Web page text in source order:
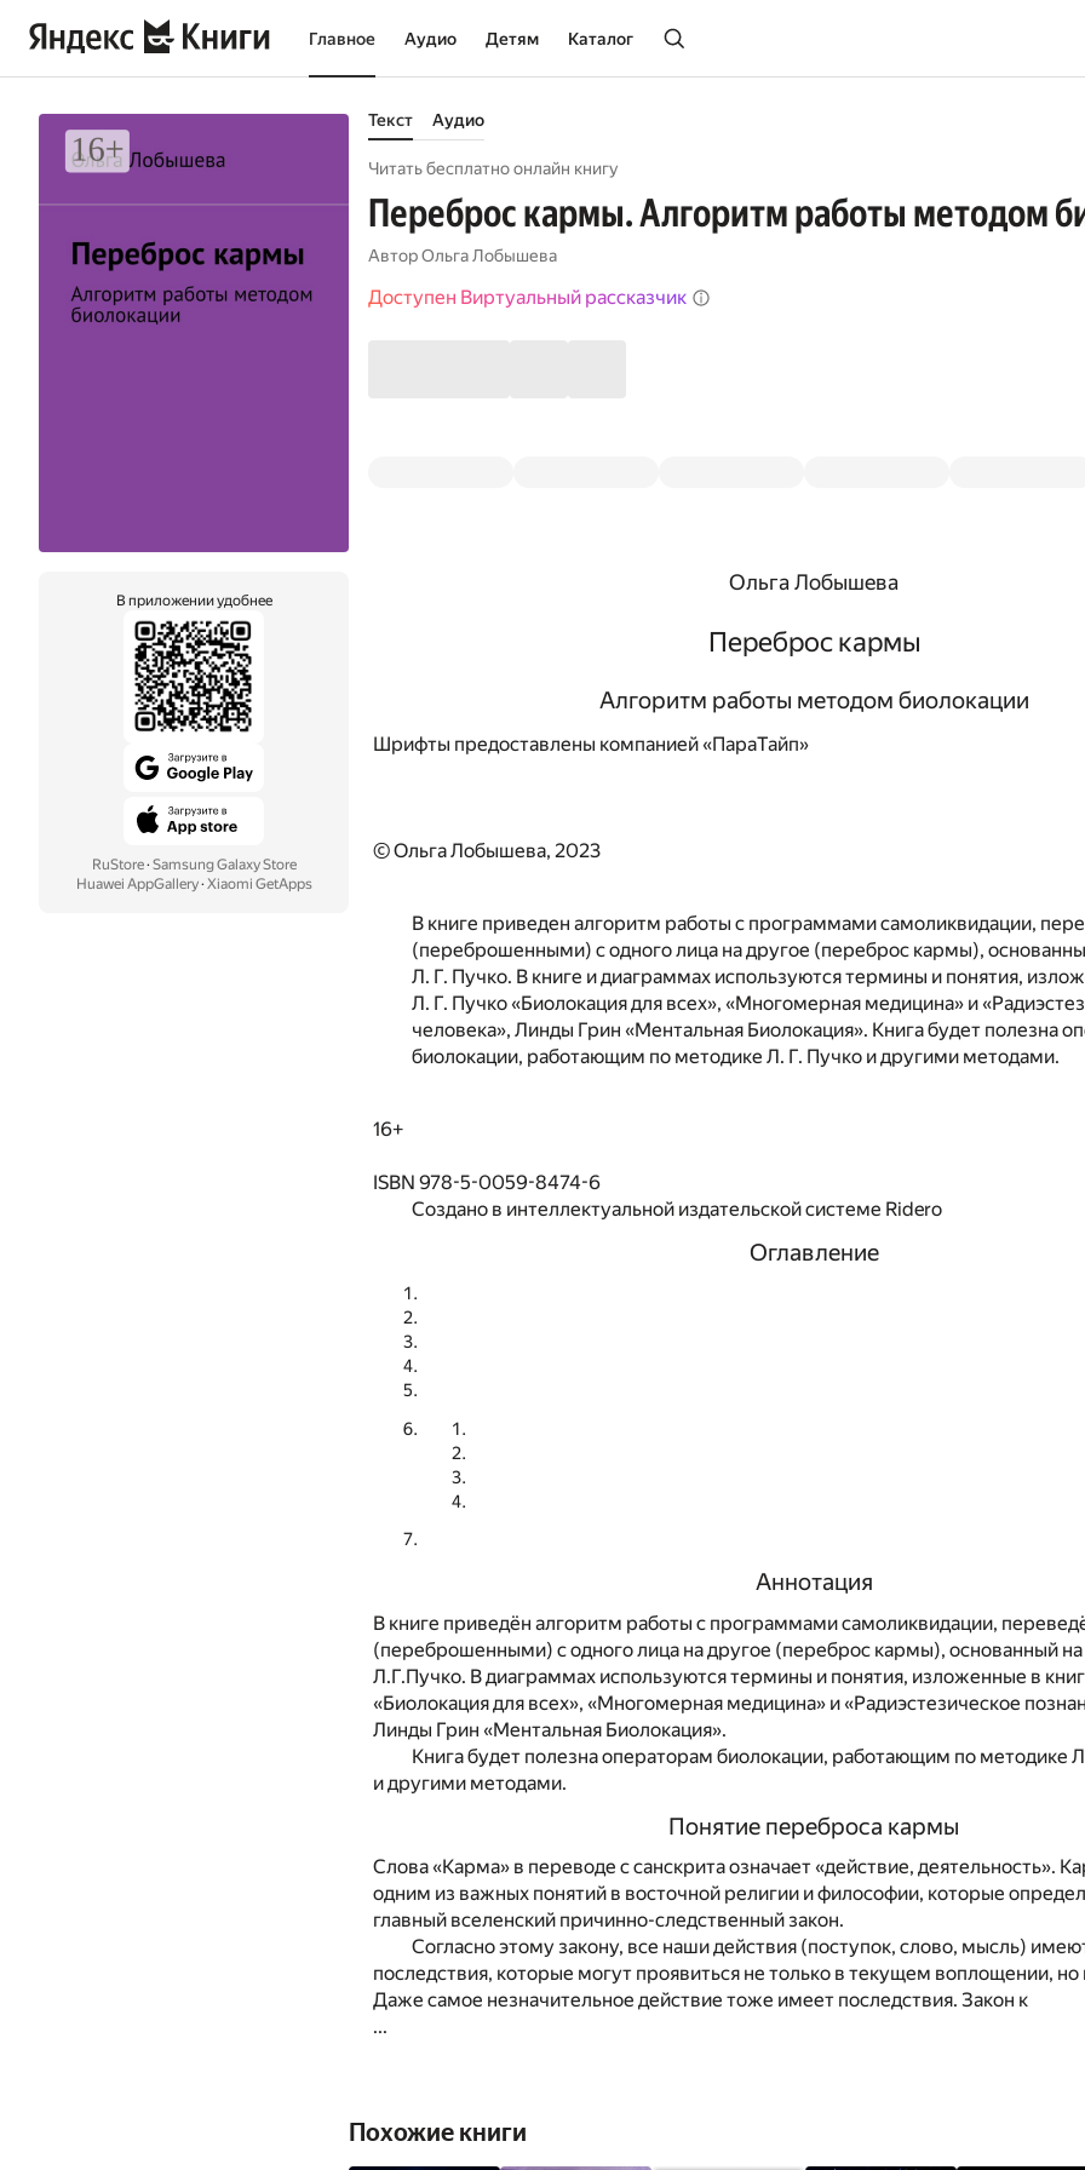
Главное Аудио Детям Каталог
В приложении удобнее
RuStore· Samsung Galaxy Store
Huawei AppGallery· Xiaomi GetApps
Текст Аудио
Читать бесплатно онлайн книгу
Переброс кармы. Алгоритм работы методом
АвторОльга Лобышева
Доступен Виртуальный рассказчик
Ольга Лобышева
Переброс кармы
Алгоритм работы методом биолокации
Шрифты предоставлены компанией «ПараТайп»
© Ольга Лобышева, 2023
В книге приведен алгоритм работы с программами самоликвидации,
(переброшенными) с одного лица на другое (переброс кармы),
Л. Г. Пучко. В книге и диаграммах используются термины и понятия,
Л. Г. Пучко «Биолокация для всех», «Многомерная медицина» и
человека», Линды Грин «Ментальная Биолокация». Книга будет полезна
биолокации, работающим по методике Л. Г. Пучко и другими методами.
16+
ISBN 978-5-0059-8474-6
Создано в интеллектуальной издательской системе Ridero
Оглавление
Аннотация
В книге приведён алгоритм работы с программами самоликвидации,
(переброшенными) с одного лица на другое (переброс кармы), основанный
Л.Г.Пучко. В диаграммах используются термины и понятия, изложенные в
«Биолокация для всех», «Многомерная медицина» и «Радиэстезическое
Линды Грин «Ментальная Биолокация».
Книга будет полезна операторам биолокации, работающим по методике
и другими методами.
Понятие переброса кармы
Слова «Карма» в переводе с санскрита означает «действие, деятельность».
одним из важных понятий в восточной религии и философии, которые
главный вселенский причинно-следственный закон.
Согласно этому закону, все наши действия (поступок, слово, мысль)
последствия, которые могут проявиться не только в текущем воплощении,
Даже самое незначительное действие тоже имеет последствия. Закон к
...
Похожие книги